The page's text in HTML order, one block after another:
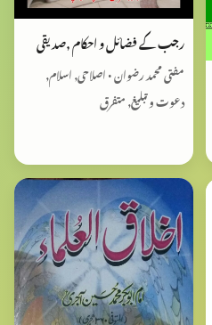
رجب کے فضائل و احکام ,صدیقی
مفتی محمد رضوان • اصلاحی, اسلام,
دعوت و تبلیغ, متفرق